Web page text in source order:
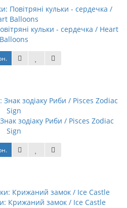
кульки - сердечка / Heart
Balloons
зодіаку Риби / Pisces Zodiac
Sign
Крижаний замок / Ice Castle